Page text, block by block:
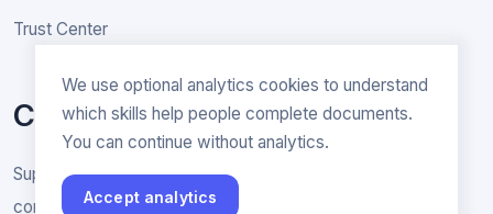
We use optional analytics cookies to understand
which skills help people complete documents.
You can continue without analytics.
Accept analytics
Trust Center
Contact
Support & General inquiries
contact@rakenne.app